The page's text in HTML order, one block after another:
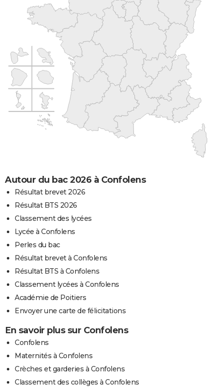
Autour du bac 2026 à Confolens
Résultat brevet 2026
Résultat BTS 2026
Classement des lycées
Lycée à Confolens
Perles du bac
Résultat brevet à Confolens
Résultat BTS à Confolens
Classement lycées à Confolens
Académie de Poitiers
Envoyer une carte de félicitations
En savoir plus sur Confolens
Confolens
Maternités à Confolens
Crèches et garderies à Confolens
Classement des collèges à Confolens